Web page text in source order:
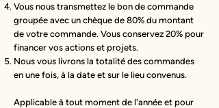
Vous nous transmettez le bon de commande
groupée avec un chèque de 80% du montant
de votre commande. Vous conservez 20% pour
financer vos actions et projets.
Nous vous livrons la totalité des commandes
en une fois, à la date et sur le lieu convenus.
Applicable à tout moment de l'année et pour